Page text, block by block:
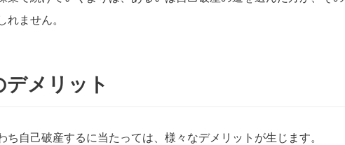
れません。
メリット
自己破産するに当たっては、様々なデメリットが生じます。